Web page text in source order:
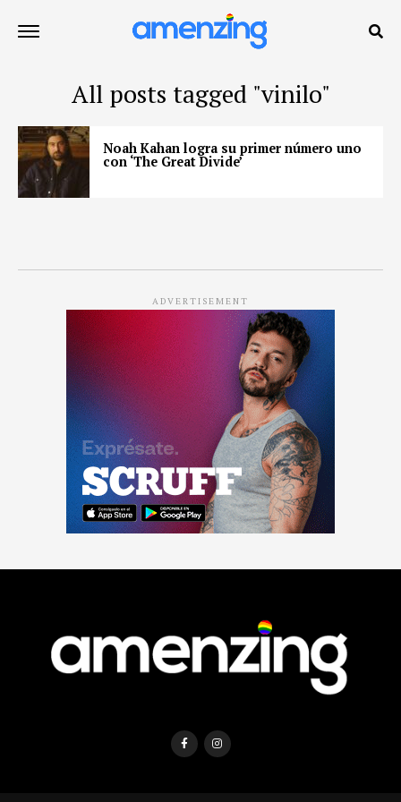
All posts tagged "vinilo"
Noah Kahan logra su primer número uno
con ‘The Great Divide’
ADVERTISEMENT